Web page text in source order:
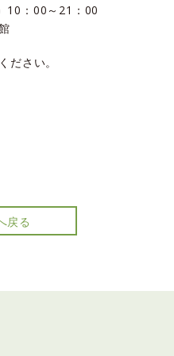
10：00～21：00
ださい。
戻る